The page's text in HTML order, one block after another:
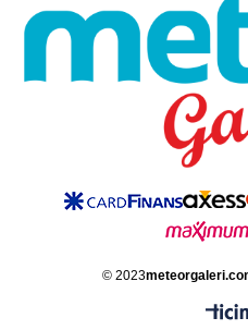
© 2023